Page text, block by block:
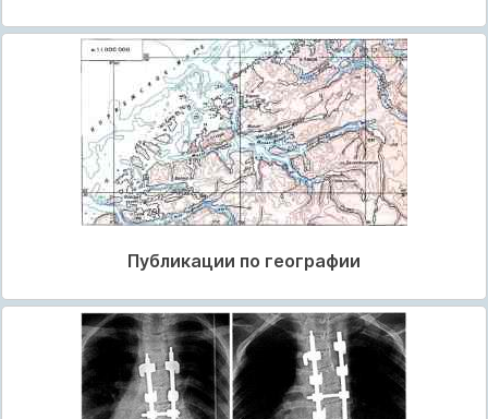
Публикации по географии